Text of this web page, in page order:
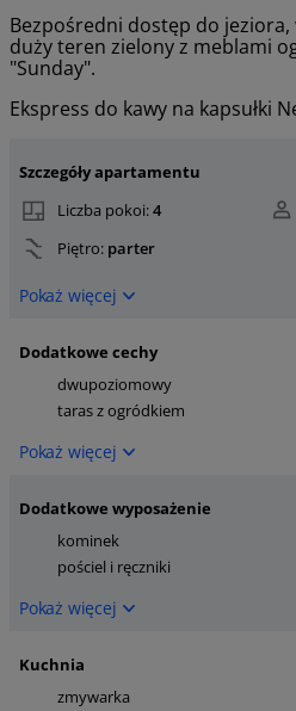
Bezpośredni dostęp do jeziora,
duży teren zielony z meblami
"Sunday".
Ekspress do kawy na kapsułki
Szczegóły apartamentu
Liczba pokoi:4
Piętro: parter
Pokaż więcej
Dodatkowe cechy
dwupoziomowy
taras z ogródkiem
Pokaż więcej
Dodatkowe wyposażenie
kominek
pościel i ręczniki
Pokaż więcej
Kuchnia
zmywarka